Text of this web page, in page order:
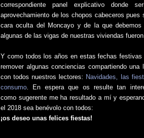
correspondiente panel explicativo donde
aprovechamiento de los chopos cabeceros
cara oculta del Moncayo y de la que
algunas de las vigas de nuestras viviendas
Y como todos los años en estas fechas festivas
remover algunas conciencias compartiendo una
con todos nuestros lectores: Navidades, las
consumo . En espera que os resulte tan
como sugerente me ha resultado a mí y
el 2018 sea benévolo con todos:
¡os deseo unas felices fiestas!